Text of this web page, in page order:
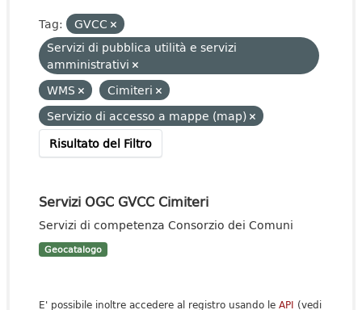
Tag:
GVCC
Servizi di pubblica utilità e servizi
amministrativi
WMS
Cimiteri
Servizio di accesso a mappe (map)
Risultato del Filtro
Servizi OGC GVCC Cimiteri
Servizi di competenza Consorzio dei Comuni
Geocatalogo
E' possibile inoltre accedere al registro usando le API (vedi